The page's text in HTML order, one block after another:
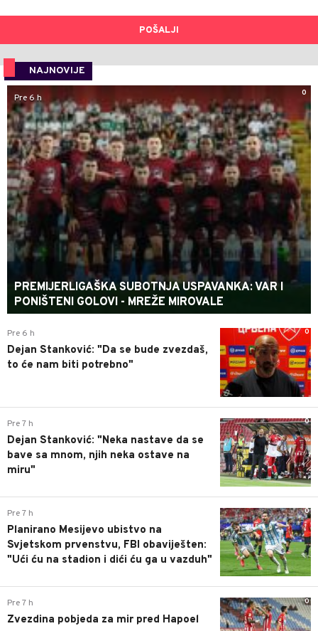
POŠALJI
NAJNOVIJE
0
Pre 6 h
PREMIJERLIGAŠKA SUBOTNJA USPAVANKA: VAR I
PONIŠTENI GOLOVI - MREŽE MIROVALE
0
Pre 6 h
Dejan Stanković: "Da se bude zvezdaš,
to će nam biti potrebno"
0
Pre 7 h
Dejan Stanković: "Neka nastave da se
bave sa mnom, njih neka ostave na
miru"
0
Pre 7 h
Planirano Mesijevo ubistvo na
Svjetskom prvenstvu, FBI obaviješten:
"Ući ću na stadion i dići ću ga u vazduh"
0
Pre 7 h
Zvezdina pobjeda za mir pred Hapoel